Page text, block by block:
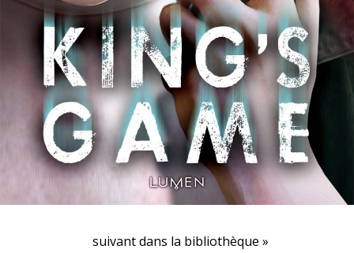
suivant dans la bibliothèque »